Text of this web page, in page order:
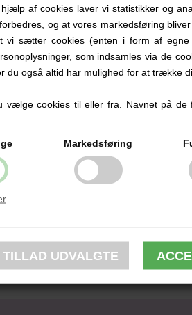
hjælp af cookies laver vi statistikker og
og at vores markedsføring
vi sætter cookies (enten i form af
som indsamles via de
du også altid har mulighed for at trække
vælge cookies til eller fra. Navnet på
Markedsføring
Farven på din skærm kan afvige fra